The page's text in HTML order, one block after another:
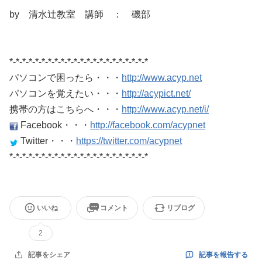
by 清水辻教室 講師 ： 磯部
*-*-*-*-*-*-*-*-*-*-*-*-*-*-*-*-*-*-*-*-*-*
パソコンで困ったら・・・ http://www.acyp.net
パソコンを覚えたい・・・ http://acypict.net/
携帯の方はこちらへ・・・ http://www.acyp.net/i/
Facebook ・・・ http://facebook.com/acypnet
Twitter ・・・ https://twitter.com/acypnet
*-*-*-*-*-*-*-*-*-*-*-*-*-*-*-*-*-*-*-*-*-*
いいね
2
コメント リブログ
記事をシェア 記事を報告する